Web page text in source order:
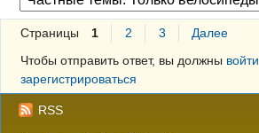
Правила
Поиск
Регистрация
Вход
Страницы 1 2 3
Далее
Чтобы отправить ответ, вы должны войти
зарегистрироваться
RSS